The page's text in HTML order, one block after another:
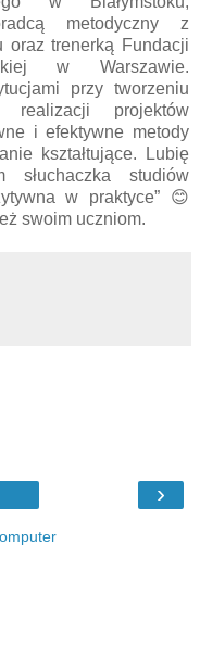
metodyczny z
oraz trenerką Fundacji
w Warszawie.
przy tworzeniu
realizacji projektów
i efektywne metody
kształtujące. Lubię
studiów
w praktyce” 😊
swoim uczniom.
›